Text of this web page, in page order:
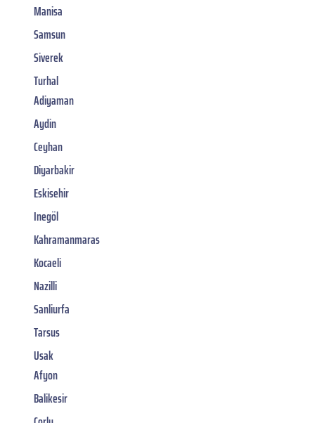
Manisa
Samsun
Siverek
Turhal
Adiyaman
Aydin
Ceyhan
Diyarbakir
Eskisehir
Inegöl
Kahramanmaras
Kocaeli
Nazilli
Sanliurfa
Tarsus
Usak
Afyon
Balikesir